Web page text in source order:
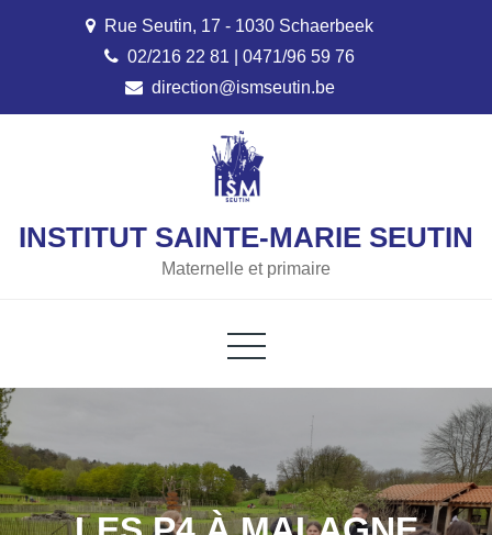
Rue Seutin, 17 - 1030 Schaerbeek
02/216 22 81 | 0471/96 59 76
direction@ismseutin.be
INSTITUT SAINTE-MARIE SEUTIN
Maternelle et primaire